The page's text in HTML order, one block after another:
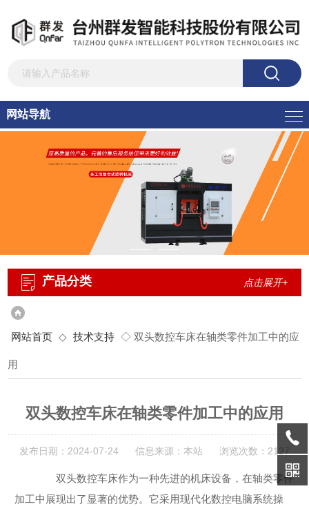
网站导航
产品分类 点击展开+
网站首页 ◇ 技术支持 ◇ 双头数控车床在轴类零件加工中的应
用
双头数控车床在轴类零件加工中的应用
发布日期：2024-07-24 信息来源：本站 浏览次数：2127
双头数控车床作为一种先进的机床设备，在轴类零件
加工中展现出了显著的优势。它采用现代化数控电脑系统操